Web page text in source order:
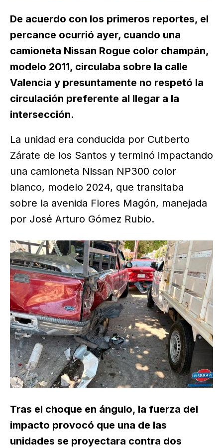
De acuerdo con los primeros reportes, el
percance ocurrió ayer, cuando una
camioneta Nissan Rogue color champán,
modelo 2011, circulaba sobre la calle
Valencia y presuntamente no respetó la
circulación preferente al llegar a la
intersección.
La unidad era conducida por Cutberto
Zárate de los Santos y terminó impactando
una camioneta Nissan NP300 color
blanco, modelo 2024, que transitaba
sobre la avenida Flores Magón, manejada
por José Arturo Gómez Rubio.
Tras el choque en ángulo, la fuerza del
impacto provocó que una de las
unidades se proyectara contra dos